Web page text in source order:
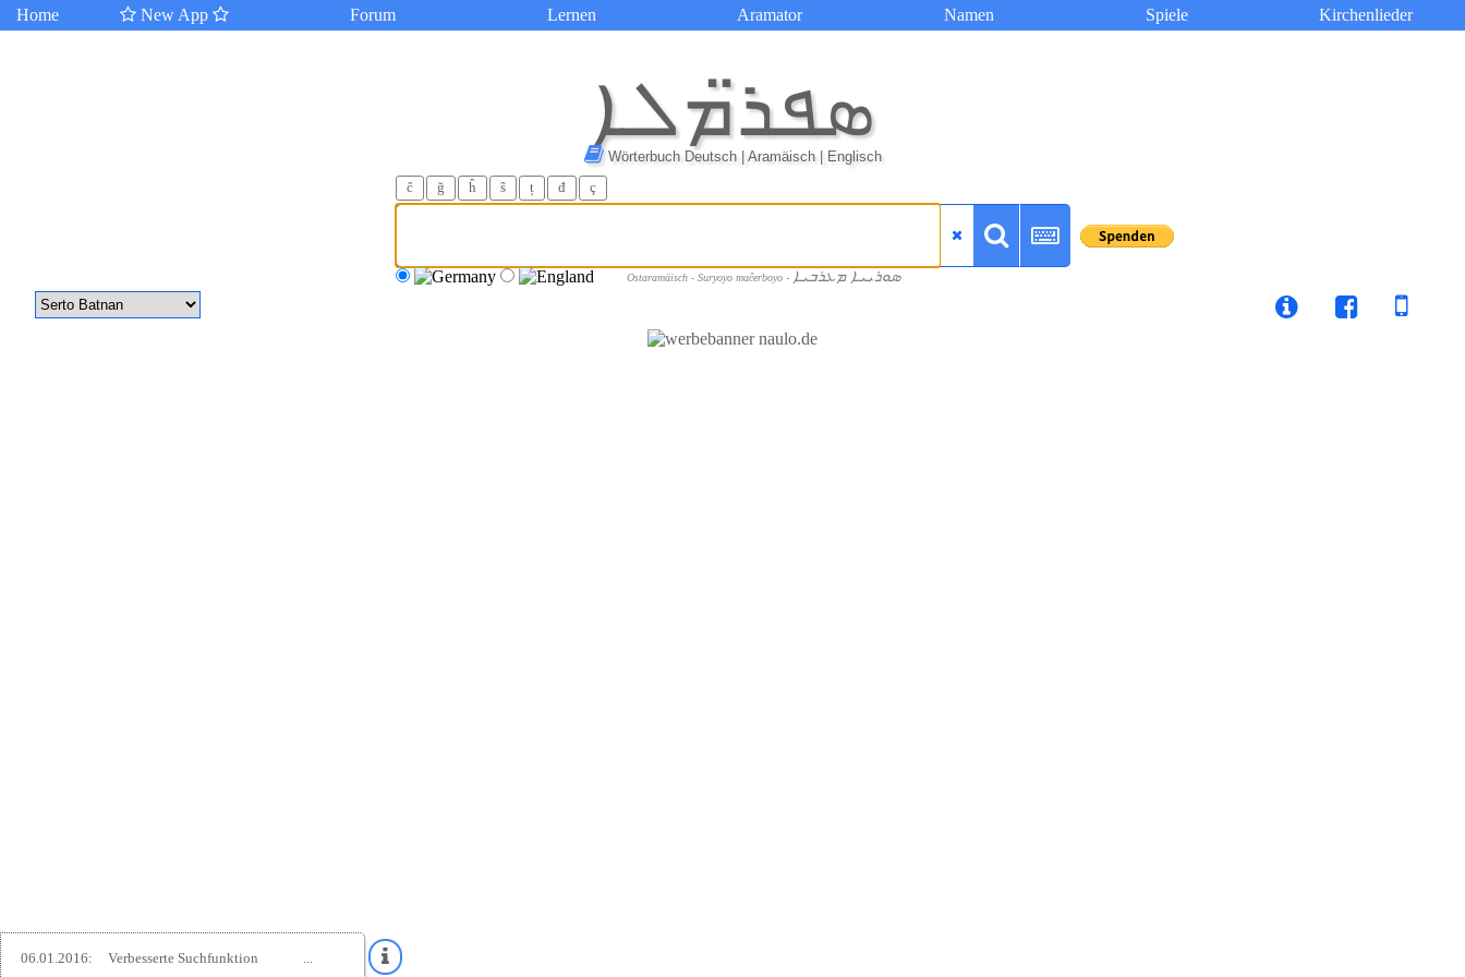
Home New App Forum Lernen Aramator Namen Spiele Kirchenlieder
ܣܦܪ̈ܡܠܐ
Wörterbuch Deutsch | Aramäisch | Englisch
ĉ ğ ĥ ŝ ț đ ç
Ostaramäisch - Suryoyo maĉerboyo - ܣܘܪܝܝܐ ܡܥܪܒܝܐ
06.01.2016: Verbesserte Suchfunktion ...